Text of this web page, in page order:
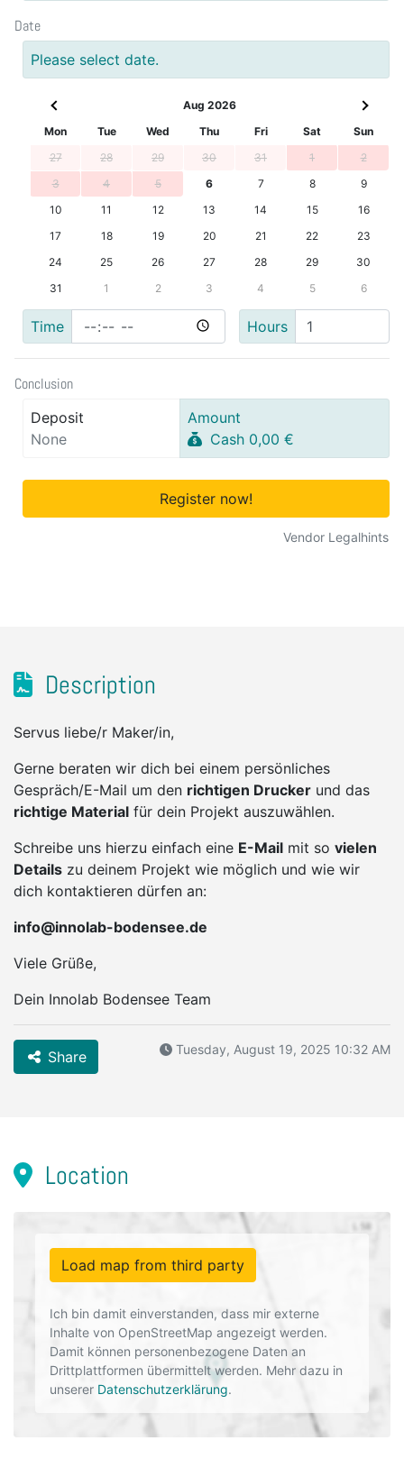
Date
Please select date.
Aug 2026
Mon
Tue Wed Thu Fri Sat
Sun
27
28 29 30 31 1
2
3
4 5 6 7 8
9
10
11 12 13 14 15
16
17
18 19 20 21 22
23
24
25 26 27 28 29
30
31
1 2 3 4 5 6
Time Hours
Conclusion
Deposit
None
Amount
Cash 0,00 €
Register now!
Vendor Legalhints
Description
Servus liebe/r Maker/in,
Gerne beraten wir dich bei einem persönliches
Gespräch/E-Mail um den richtigen Drucker und das
richtige Material für dein Projekt auszuwählen.
Schreibe uns hierzu einfach eine E-Mail mit so vielen
Details zu deinem Projekt wie möglich und wie wir
dich kontaktieren dürfen an:
info@innolab-bodensee.de
Viele Grüße,
Dein Innolab Bodensee Team
Share Tuesday, August 19, 2025 10:32 AM
Location
Load map from third party
Ich bin damit einverstanden, dass mir externe
Inhalte von OpenStreetMap angezeigt werden.
Damit können personenbezogene Daten an
Drittplattformen übermittelt werden. Mehr dazu in
unserer Datenschutzerklärung.